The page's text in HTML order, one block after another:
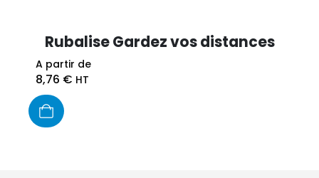
Rubalise Gardez vos distances
A partir de
8,76 € HT